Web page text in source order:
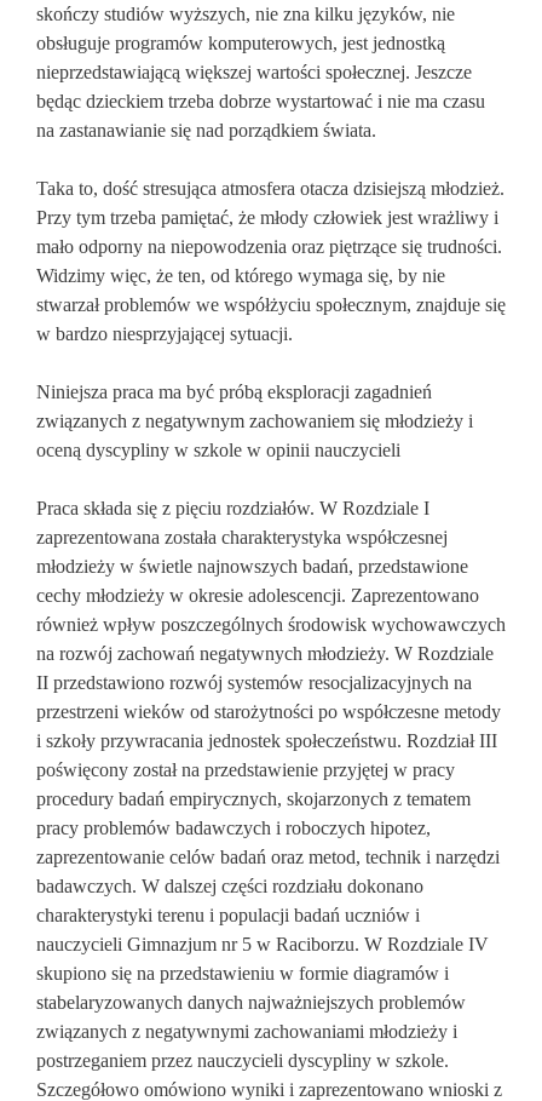
skończy studiów wyższych, nie zna kilku języków, nie
obsługuje programów komputerowych, jest jednostką
nieprzedstawiającą większej wartości społecznej. Jeszcze
będąc dzieckiem trzeba dobrze wystartować i nie ma czasu
na zastanawianie się nad porządkiem świata.
Taka to, dość stresująca atmosfera otacza dzisiejszą młodzież.
Przy tym trzeba pamiętać, że młody człowiek jest wrażliwy i
mało odporny na niepowodzenia oraz piętrzące się trudności.
Widzimy więc, że ten, od którego wymaga się, by nie
stwarzał problemów we współżyciu społecznym, znajduje się
w bardzo niesprzyjającej sytuacji.
Niniejsza praca ma być próbą eksploracji zagadnień
związanych z negatywnym zachowaniem się młodzieży i
oceną dyscypliny w szkole w opinii nauczycieli
Praca składa się z pięciu rozdziałów. W Rozdziale I
zaprezentowana została charakterystyka współczesnej
młodzieży w świetle najnowszych badań, przedstawione
cechy młodzieży w okresie adolescencji. Zaprezentowano
również wpływ poszczególnych środowisk wychowawczych
na rozwój zachowań negatywnych młodzieży. W Rozdziale
II przedstawiono rozwój systemów resocjalizacyjnych na
przestrzeni wieków od starożytności po współczesne metody
i szkoły przywracania jednostek społeczeństwu. Rozdział III
poświęcony został na przedstawienie przyjętej w pracy
procedury badań empirycznych, skojarzonych z tematem
pracy problemów badawczych i roboczych hipotez,
zaprezentowanie celów badań oraz metod, technik i narzędzi
badawczych. W dalszej części rozdziału dokonano
charakterystyki terenu i populacji badań uczniów i
nauczycieli Gimnazjum nr 5 w Raciborzu. W Rozdziale IV
skupiono się na przedstawieniu w formie diagramów i
stabelaryzowanych danych najważniejszych problemów
związanych z negatywnymi zachowaniami młodzieży i
postrzeganiem przez nauczycieli dyscypliny w szkole.
Szczegółowo omówiono wyniki i zaprezentowano wnioski z